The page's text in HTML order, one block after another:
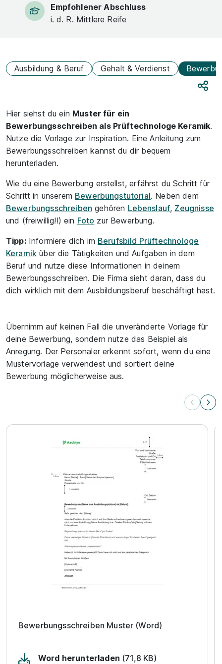
Empfohlener Abschluss
i. d. R. Mittlere Reife
Ausbildung & Beruf Gehalt & Verdienst
Hier siehst du ein Muster für ein
Bewerbungsschreiben als Prüftechnologe Keramik.
Nutze die Vorlage zur Inspiration. Eine Anleitung zum
Bewerbungsschreiben kannst du dir bequem
herunterladen.
Wie du eine Bewerbung erstellst, erfährst du Schritt für
Schritt in unserem Bewerbungstutorial. Neben dem
Bewerbungsschreiben gehören Lebenslauf, Zeugnisse
und (freiwillig!!) ein Foto zur Bewerbung.
Tipp:Informiere dich im Berufsbild Prüftechnologe
Keramik über die Tätigkeiten und Aufgaben in dem
Beruf und nutze diese Informationen in deinem
Bewerbungsschreiben. Die Firma sieht daran, dass du
dich wirklich mit dem Ausbildungsberuf beschäftigt hast.
Übernimm auf keinen Fall die unveränderte Vorlage für
deine Bewerbung, sondern nutze das Beispiel als
Anregung. Der Personaler erkennt sofort, wenn du eine
Mustervorlage verwendest und sortiert deine
Bewerbung möglicherweise aus.
Bewerbungsschreiben Muster (Word)
Word herunterladen (71,8 KB)